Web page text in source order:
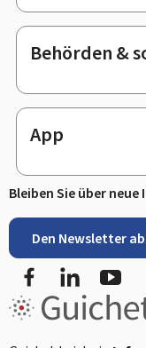
Behörden &
App
Bleiben Sie über
Den Newsletter
FacebookLinkedIn